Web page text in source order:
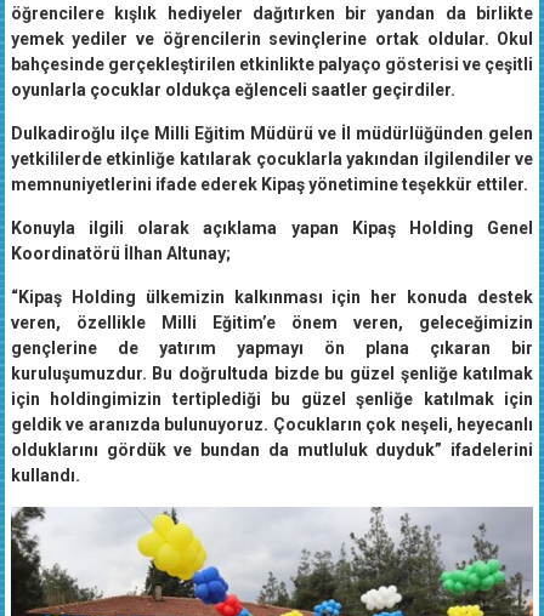
öğrencilere kışlık hediyeler dağıtırken bir yandan da birlikte
yemek yediler ve öğrencilerin sevinçlerine ortak oldular. Okul
bahçesinde gerçekleştirilen etkinlikte palyaço gösterisi ve çeşitli
oyunlarla çocuklar oldukça eğlenceli saatler geçirdiler.
Dulkadiroğlu ilçe Milli Eğitim Müdürü ve İl müdürlüğünden gelen
yetkililerde etkinliğe katılarak çocuklarla yakından ilgilendiler ve
memnuniyetlerini ifade ederek Kipaş yönetimine teşekkür ettiler.
Konuyla ilgili olarak açıklama yapan Kipaş Holding Genel
Koordinatörü İlhan Altunay;
“Kipaş Holding ülkemizin kalkınması için her konuda destek
veren, özellikle Milli Eğitim’e önem veren, geleceğimizin
gençlerine de yatırım yapmayı ön plana çıkaran bir
kuruluşumuzdur. Bu doğrultuda bizde bu güzel şenliğe katılmak
için holdingimizin tertiplediği bu güzel şenliğe katılmak için
geldik ve aranızda bulunuyoruz. Çocukların çok neşeli, heyecanlı
olduklarını gördük ve bundan da mutluluk duyduk” ifadelerini
kullandı.